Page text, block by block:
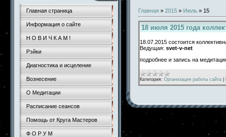
Главная страница
Информация о сайте
Н О В И Ч К А М !
Рэйки
Диагностика и исцеление
Вознесение
О Медитации
Расписание сеансов
Помощь от Круга Мастеров
Ф О Р У М
Главная » 2015 » Июль » 15
18 июля 2015 года
18.07.2015 состоится
Ведущая: svet-v-net
подробнее и запись на
Категория: Организация работы сайта